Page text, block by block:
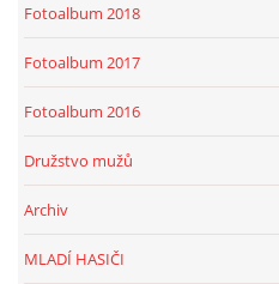
Fotoalbum 2018
Fotoalbum 2017
Fotoalbum 2016
Družstvo mužů
Archiv
MLADÍ HASIČI